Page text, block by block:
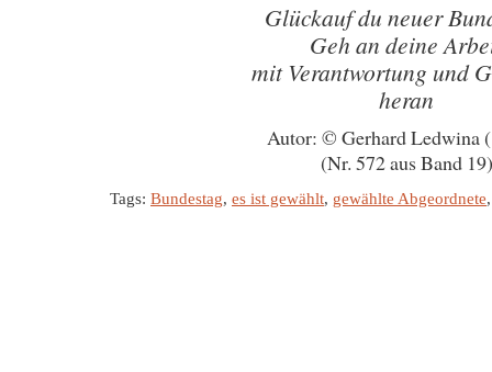
Glückauf du neuer
Geh an deine
mit Verantwortung und
heran
Autor: © Gerhard Ledwina
(Nr. 572 aus Band 19)
Tags: Bundestag, es ist gewählt, gewählte Abgeordnete